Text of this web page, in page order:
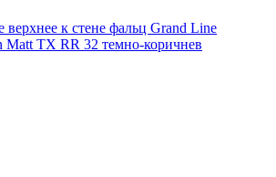
к стене фальц Grand Line
Matt TX RR 32 темно-коричнев